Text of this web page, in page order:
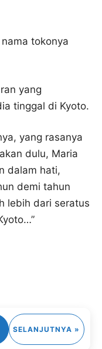
tokonya
yang
tinggal di Kyoto.
yang rasanya
dulu, Maria
dalam hati,
demi tahun
lebih dari seratus
SELANJUTNYA »